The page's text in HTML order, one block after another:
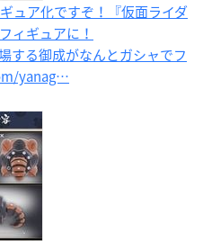
ュア化ですぞ！『仮面ライダ
ィギュアに！
する御成がなんとガシャでフ
yanag…